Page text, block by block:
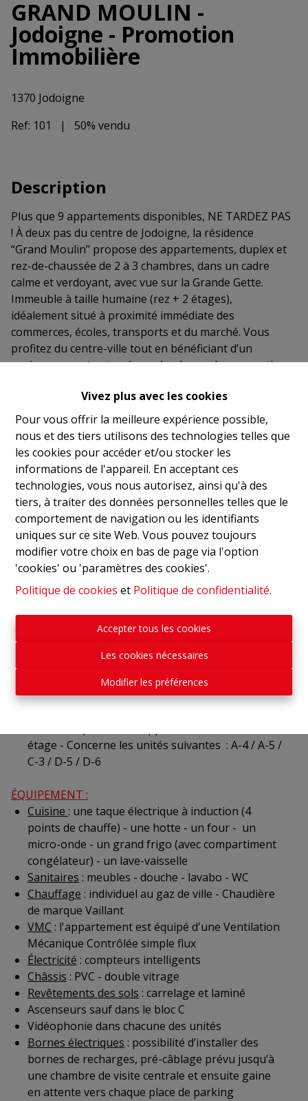
Vivez plus avec les cookies
Pour vous offrir la meilleure expérience possible,
nous et des tiers utilisons des technologies telles que
les cookies pour accéder et/ou stocker les
informations de l'appareil. En acceptant ces
technologies, vous nous autorisez, ainsi qu'à des
tiers, à traiter des données personnelles telles que le
comportement de navigation ou les identifiants
uniques sur ce site Web. Vous pouvez toujours
modifier votre choix en bas de page via l'option
'cookies' ou 'paramètres des cookies'.
Politique de cookies et Politique de confidentialité.
Accepter tous les cookies
Les cookies nécessaires
Modifier les préférences
GRAND MOULIN -
Jodoigne - Promotion
Immobilière
1370 Jodoigne
Ref: 101 | 50% vendu
Description
Plus que 9 appartements disponibles, NE TARDEZ PAS
! À deux pas du centre de Jodoigne, la résidence
“Grand Moulin” propose des appartements, duplex et
rez-de-chaussée de 2 à 3 chambres, dans un cadre
calme et verdoyant, avec vue sur la Grande Gette.
Immeuble à taille humaine (rez + 2 étages),
idéalement situé à proximité immédiate des
commerces, écoles, transports et du marché. Vous
profitez du centre-ville tout en bénéficiant d’un
environnement naturel, proche de nombreux sentiers
option - 7 appartements en formule “Coup de Pouce”
(CDP) : ± 25% de réduction sur le prix HTVA
(conditions sur demande) - TVA possible à 6% (selon
conditions de la circulaire 2025/C/48 du 28.07.2025)
Infos, prix et descriptif complet : 010/81.43.03
IMMEUBLES:
4 blocs d'appartements avec entrées distinctes
- Blocs A et B repris dans la Rue de l'Abattoir
- Blocs C et D repris dans la Rue du Grand Moulin
Immeubles composés d'un rez-de-chaussée, d'un
premier et d'un deuxième étage
3 chambres avec terrasse ou balcon
: jardin commun - emplacements de
parking - remises - un local vélos commun - un
étage - Concerne les unités suivantes : A-4 / A-5 /
C-3 / D-5 / D-6
ÉQUIPEMENT :
Cuisine : une taque électrique à induction (4
points de chauffe) - une hotte - un four - un
micro-onde - un grand frigo (avec compartiment
congélateur) - un lave-vaisselle
Sanitaires : meubles - douche - lavabo - WC
Chauffage : individuel au gaz de ville - Chaudière
de marque Vaillant
VMC : l'appartement est équipé d'une Ventilation
Mécanique Contrôlée simple flux
Électricité : compteurs intelligents
Châssis : PVC - double vitrage
Revêtements des sols : carrelage et laminé
Ascenseurs sauf dans le bloc C
Vidéophonie dans chacune des unités
Bornes électriques : possibilité d’installer des
bornes de recharges, pré-câblage prévu jusqu’à
une chambre de visite centrale et ensuite gaine
en attente vers chaque place de parking